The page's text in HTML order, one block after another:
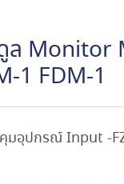
ล Monitor
1 FDM-1
มอุปกรณ์ Input -